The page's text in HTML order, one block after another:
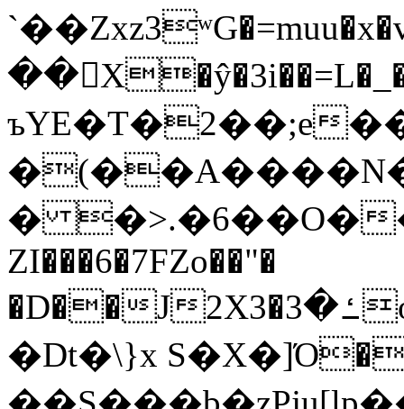
ъYE�T�2��;e
� �>.�6��O�
ZI���6�7FZo��"�
�D��J2X3�ߑ�3o�|aak�q�@����]�K���w���r;�
�Dt�\}x